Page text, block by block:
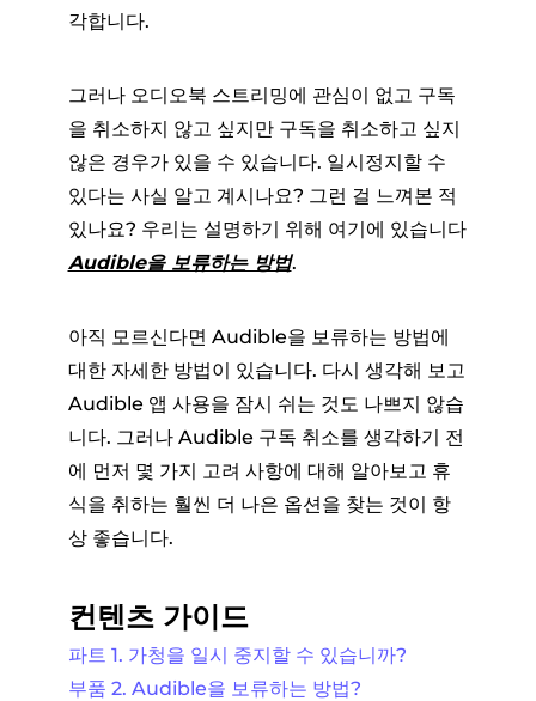
각합니다.
그러나 오디오북 스트리밍에 관심이 없고 구독
을 취소하지 않고 싶지만 구독을 취소하고 싶지
않은 경우가 있을 수 있습니다. 일시정지할 수
있다는 사실 알고 계시나요? 그런 걸 느껴본 적
있나요? 우리는 설명하기 위해 여기에 있습니다
Audible을 보류하는 방법.
아직 모르신다면 Audible을 보류하는 방법에
대한 자세한 방법이 있습니다. 다시 생각해 보고
Audible 앱 사용을 잠시 쉬는 것도 나쁘지 않습
니다. 그러나 Audible 구독 취소를 생각하기 전
에 먼저 몇 가지 고려 사항에 대해 알아보고 휴
식을 취하는 훨씬 더 나은 옵션을 찾는 것이 항
상 좋습니다.
컨텐츠 가이드
파트 1. 가청을 일시 중지할 수 있습니까?
부품 2. Audible을 보류하는 방법?